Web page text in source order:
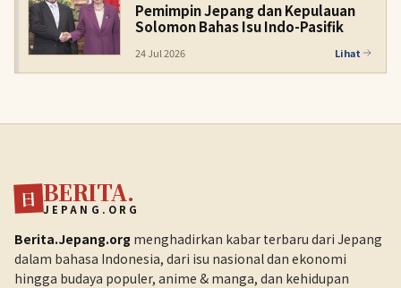
Pemimpin Jepang dan Kepulauan
Solomon Bahas Isu Indo-Pasifik
24 Jul 2026 Lihat
日 BERITA.
JEPANG.ORG
Berita.Jepang.org menghadirkan kabar terbaru dari Jepang
dalam bahasa Indonesia, dari isu nasional dan ekonomi
hingga budaya populer, anime & manga, dan kehidupan